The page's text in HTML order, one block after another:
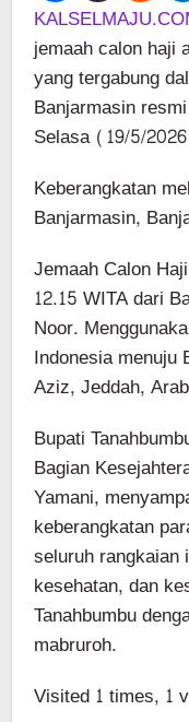
jemaah calon haji
yang tergabung
Banjarmasin
Selasa (19/5/
Keberangkatan
Banjarmasin,
Jemaah Calon
12.15 WITA dari
Noor.
Indonesia menuju
Aziz, Jeddah,
Bupati
Bagian
Yamani,
keberangkatan
seluruh rangkaian
kesehatan, dan
Tanahbumbu
mabruroh.
Visited 1 times,